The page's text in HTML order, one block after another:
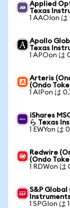
Applied
Texas
1 AAOIon
Apollo
Texas
1 APOon は
Arteris
(Ondo
1 AIPon は
iShares
ら Texas
1 EWYon は
Redwire
(Ondo
1 RDWon
S&P Global
1 SPGIon は